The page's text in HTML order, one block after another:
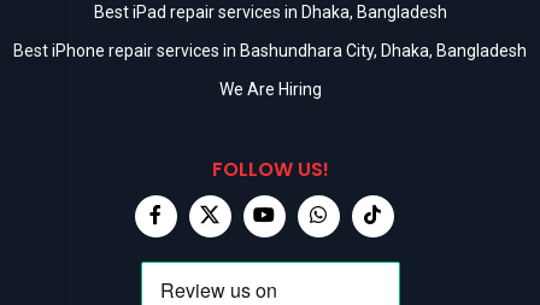
Best iPad repair services in Dhaka, Bangladesh
Best iPhone repair services in Bashundhara City, Dhaka, Bangladesh
We Are Hiring
FOLLOW US!